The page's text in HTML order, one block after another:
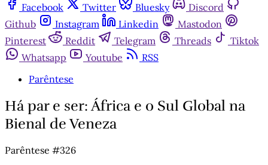
Facebook
Twitter Bluesky
Discord
Github
Instagram Linkedin
Mastodon
Pinterest
Reddit Telegram Threads
Tiktok
Whatsapp
Youtube
RSS
Parêntese
Há par e ser: África e o Sul Global na
Bienal de Veneza
Parêntese #326